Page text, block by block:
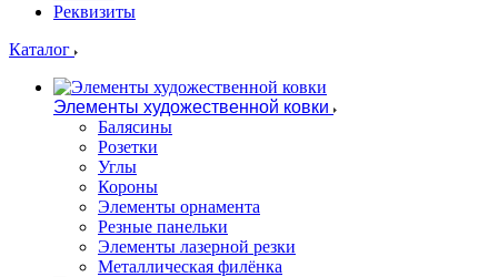
Реквизиты
Каталог
Элементы художественной ковки
Балясины
Розетки
Углы
Короны
Элементы орнамента
Резные панельки
Элементы лазерной резки
Металлическая филёнка